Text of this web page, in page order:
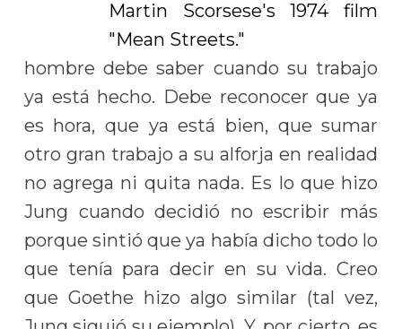
hombre debe saber cuando su trabajo
ya está hecho. Debe reconocer que ya
es hora, que ya está bien, que sumar
otro gran trabajo a su alforja en realidad
no agrega ni quita nada. Es lo que hizo
Jung cuando decidió no escribir más
porque sintió que ya había dicho todo lo
que tenía para decir en su vida. Creo
que Goethe hizo algo similar (tal vez,